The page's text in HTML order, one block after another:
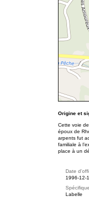
Origine et
Cette voie
époux de
arpents fut
familiale à
place à un
Date
1996-12-
Spécifique
Labelle